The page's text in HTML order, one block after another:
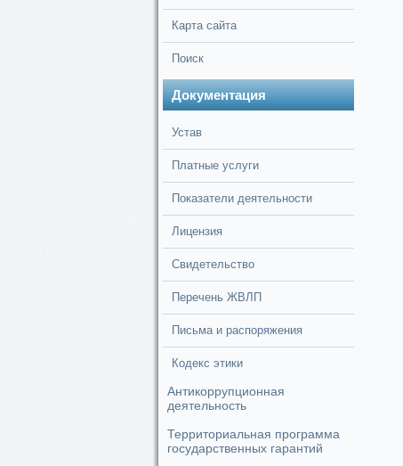
Карта сайта
Поиск
Документация
Устав
Платные услуги
Показатели деятельности
Лицензия
Свидетельство
Перечень ЖВЛП
Письма и распоряжения
Кодекс этики
Антикоррупционная
деятельность
Территориальная программа
государственных гарантий